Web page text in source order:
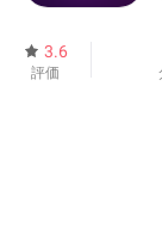
3.6
評価